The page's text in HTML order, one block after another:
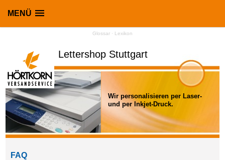
MENÜ
Lettershop Stuttgart
Glossar · Lexikon
FAQ
Wir personalisieren per Laser-
und per Inkjet-Druck.